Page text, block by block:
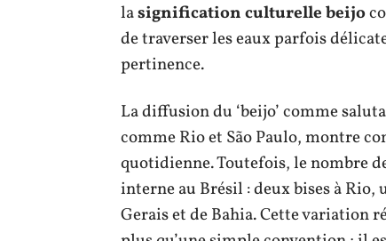
lasignification culturelle beijo
de traverser les eaux parfois
pertinence.
La diffusion du ‘beijo’ comme
comme Rio et São Paulo, montre
quotidienne. Toutefois, le nombre
interne au Brésil : deux bises à Rio,
Gerais et de Bahia. Cette variation